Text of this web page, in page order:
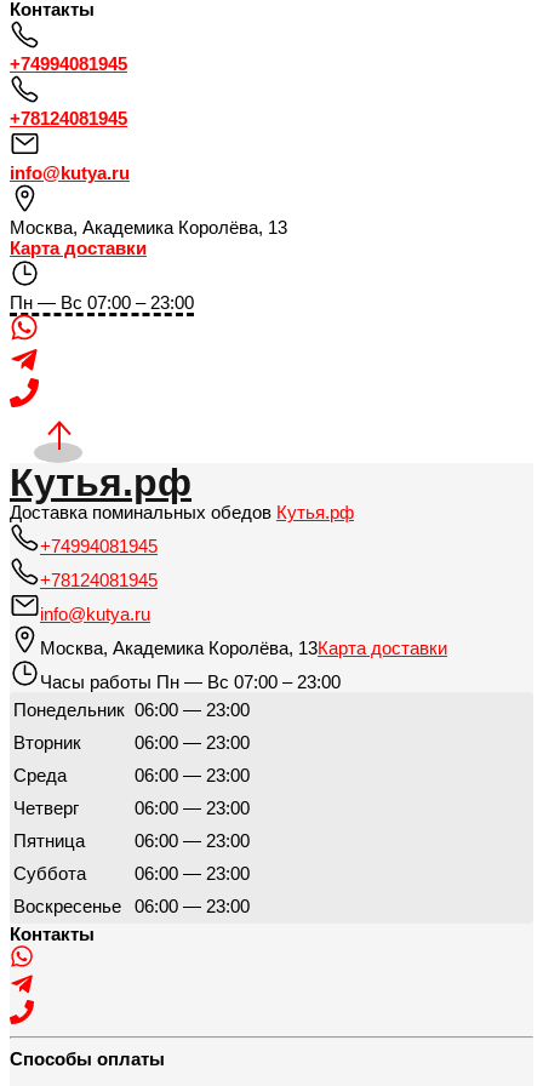
Контакты
+74994081945
+78124081945
info@kutya.ru
Москва, Академика Королёва, 13
Карта доставки
Пн — Вс 07:00 – 23:00
Кутья.рф
Доставка поминальных обедов Кутья.рф
+74994081945
+78124081945
info@kutya.ru
Москва, Академика Королёва, 13Карта доставки
Часы работы Пн — Вс 07:00 – 23:00
Понедельник 06:00 — 23:00
Вторник
06:00 — 23:00
Среда
06:00 — 23:00
Четверг
06:00 — 23:00
Пятница
06:00 — 23:00
Суббота
06:00 — 23:00
Воскресенье
06:00 — 23:00
Контакты
Способы оплаты